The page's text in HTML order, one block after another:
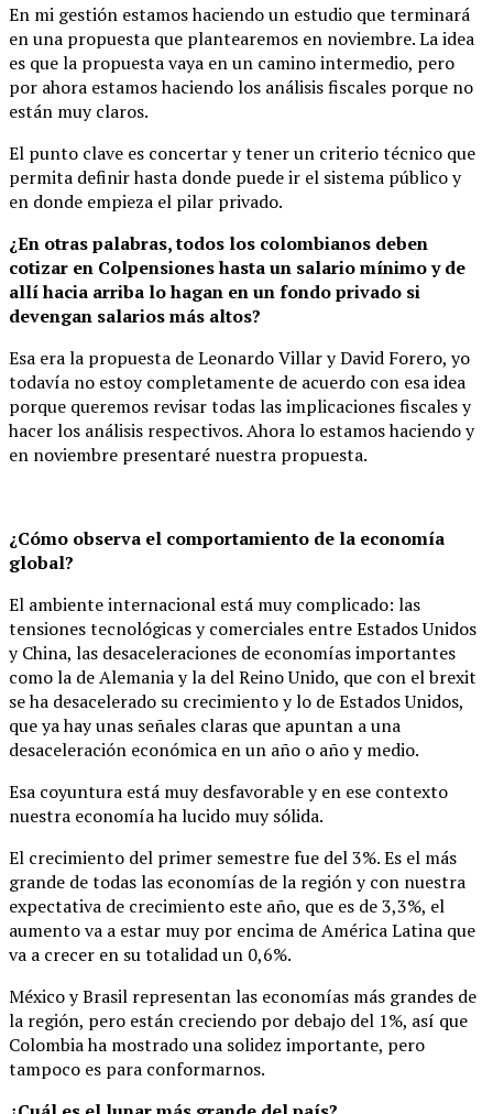
En mi gestión estamos haciendo un estudio que terminará
en una propuesta que plantearemos en noviembre. La idea
es que la propuesta vaya en un camino intermedio, pero
por ahora estamos haciendo los análisis fiscales porque no
están muy claros.
El punto clave es concertar y tener un criterio técnico que
permita definir hasta donde puede ir el sistema público y
en donde empieza el pilar privado.
¿En otras palabras, todos los colombianos deben
cotizar en Colpensiones hasta un salario mínimo y de
allí hacia arriba lo hagan en un fondo privado si
devengan salarios más altos?
Esa era la propuesta de Leonardo Villar y David Forero, yo
todavía no estoy completamente de acuerdo con esa idea
porque queremos revisar todas las implicaciones fiscales y
hacer los análisis respectivos. Ahora lo estamos haciendo y
en noviembre presentaré nuestra propuesta.
¿Cómo observa el comportamiento de la economía
global?
El ambiente internacional está muy complicado: las
tensiones tecnológicas y comerciales entre Estados Unidos
y China, las desaceleraciones de economías importantes
como la de Alemania y la del Reino Unido, que con el brexit
se ha desacelerado su crecimiento y lo de Estados Unidos,
que ya hay unas señales claras que apuntan a una
desaceleración económica en un año o año y medio.
Esa coyuntura está muy desfavorable y en ese contexto
nuestra economía ha lucido muy sólida.
El crecimiento del primer semestre fue del 3%. Es el más
grande de todas las economías de la región y con nuestra
expectativa de crecimiento este año, que es de 3,3%, el
aumento va a estar muy por encima de América Latina que
va a crecer en su totalidad un 0,6%.
México y Brasil representan las economías más grandes de
la región, pero están creciendo por debajo del 1%, así que
Colombia ha mostrado una solidez importante, pero
tampoco es para conformarnos.